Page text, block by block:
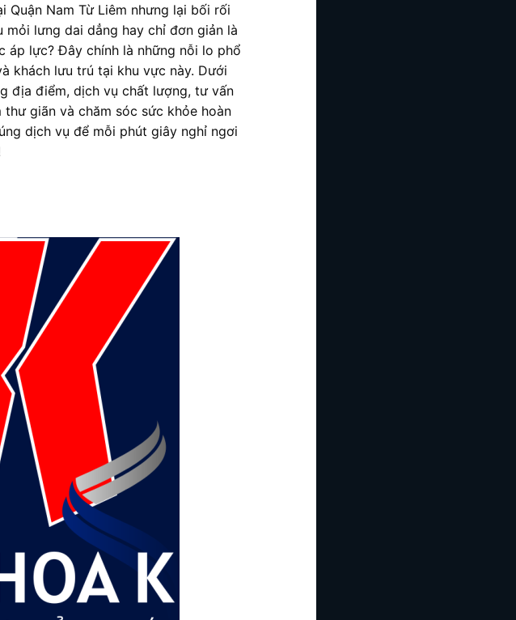
Nam Từ Liêm nhưng lại bối rối
lưng dai dẳng hay chỉ đơn giản là
áp lực? Đây chính là những nỗi lo phổ
khách lưu trú tại khu vực này. Dưới
địa điểm, dịch vụ chất lượng, tư vấn
giãn và chăm sóc sức khỏe hoàn
dịch vụ để mỗi phút giây nghỉ ngơi